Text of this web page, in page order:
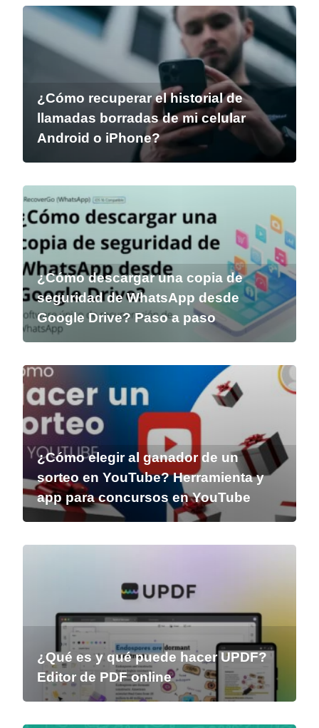
¿Cómo recuperar el historial de
llamadas borradas de mi celular
Android o iPhone?
¿Cómo descargar una copia de
seguridad de WhatsApp desde
Google Drive? Paso a paso
¿Cómo elegir al ganador de un
sorteo en YouTube? Herramienta y
app para concursos en YouTube
¿Qué es y qué puede hacer UPDF?
Editor de PDF online